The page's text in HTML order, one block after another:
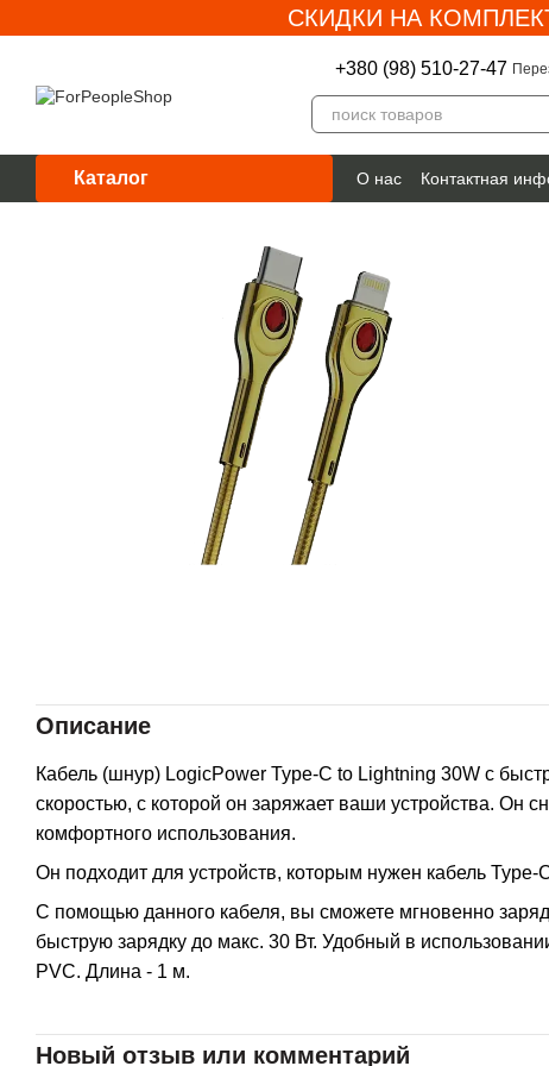
СКИДКИ НА
+380 (98) 510-27-47
Каталог О нас Контактная
Гарантия
Описание
Кабель (шнур) LogicPower Type-C to Lightning 30W с
скоростью, с которой он заряжает ваши устройства.
комфортного использования.
Он подходит для устройств, которым нужен кабель Type-
С помощью данного кабеля, вы сможете мгновенно
быструю зарядку до макс. 30 Вт. Удобный в
PVC. Длина - 1 м.
Новый отзыв или комментарий